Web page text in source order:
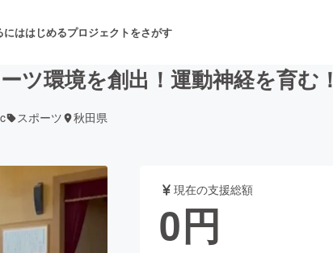
にははじめるプロジェクトをさがす
舞台・パフォーマンス
ツ環境を創出！運動神経を育む！
スポーツ 秋田県
現在の支援総額
0円